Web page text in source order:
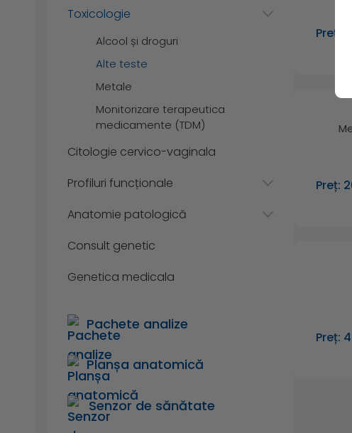
Toxicologie
Alcool și droguri
Alte teste
Metale
Monitorizare terapeutica
medicamente (TDM)
Citologie cervico-vaginala
Profiluri funcționale
Anatomie patologică
Consult genetic
Genetica medicala
Pachete analize
Planșa anatomică
Senzor de sănătate
Preț:
Preț:
Preț: